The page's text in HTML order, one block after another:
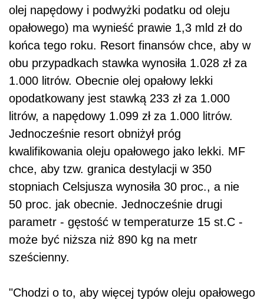
olej napędowy i podwyżki podatku od oleju
opałowego) ma wynieść prawie 1,3 mld zł do
końca tego roku. Resort finansów chce, aby w
obu przypadkach stawka wynosiła 1.028 zł za
1.000 litrów. Obecnie olej opałowy lekki
opodatkowany jest stawką 233 zł za 1.000
litrów, a napędowy 1.099 zł za 1.000 litrów.
Jednocześnie resort obniżył próg
kwalifikowania oleju opałowego jako lekki. MF
chce, aby tzw. granica destylacji w 350
stopniach Celsjusza wynosiła 30 proc., a nie
50 proc. jak obecnie. Jednocześnie drugi
parametr - gęstość w temperaturze 15 st.C -
może być niższa niż 890 kg na metr
sześcienny.
"Chodzi o to, aby więcej typów oleju opałowego